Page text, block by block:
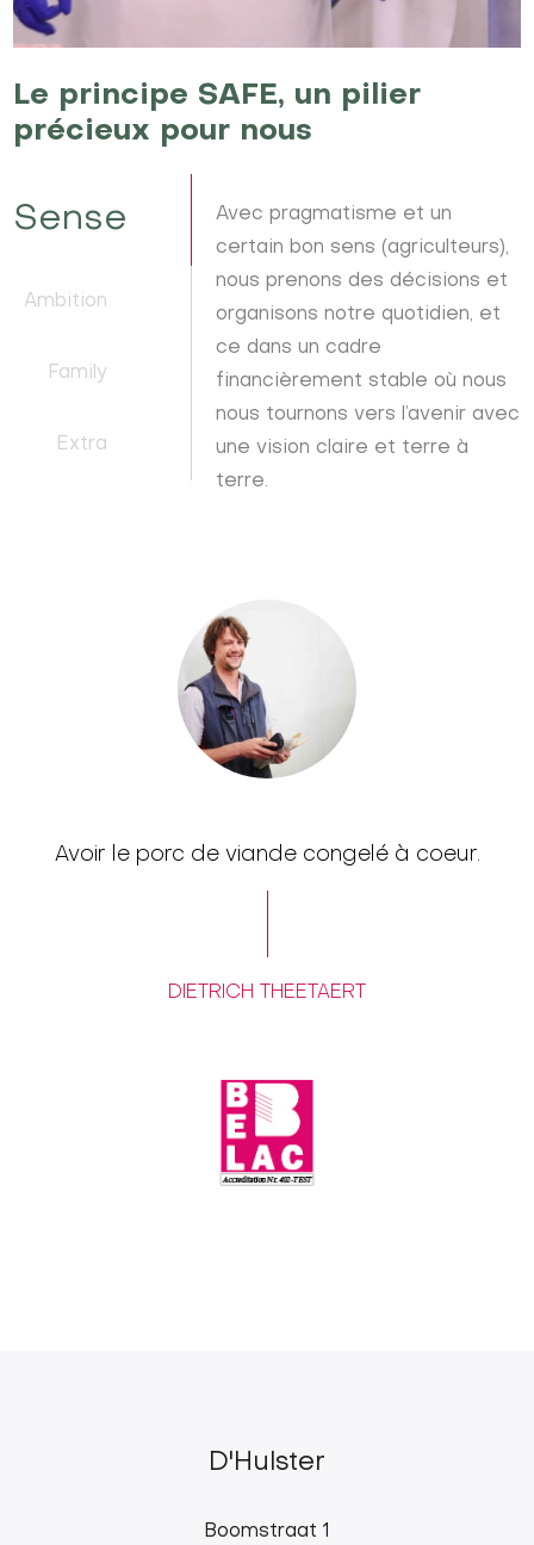
Le principe SAFE, un pilier
précieux pour nous
Sense
Avec pragmatisme et un
certain bon sens (agriculteurs),
nous prenons des décisions et
organisons notre quotidien, et
ce dans un cadre
financièrement stable où nous
nous tournons vers l’avenir avec
une vision claire et terre à
terre.
Ambition
Family
Extra
Avoir le porc de viande congelé à coeur.
DIETRICH THEETAERT
D'Hulster
Boomstraat 1